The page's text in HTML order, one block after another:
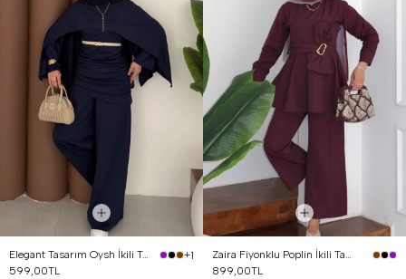
Elegant Tasarım Oysh İkili Takım Lacivert
+1
599,00TL
Zaira Fiyonklu Poplin İkili Takım Mürdüm
899,00TL